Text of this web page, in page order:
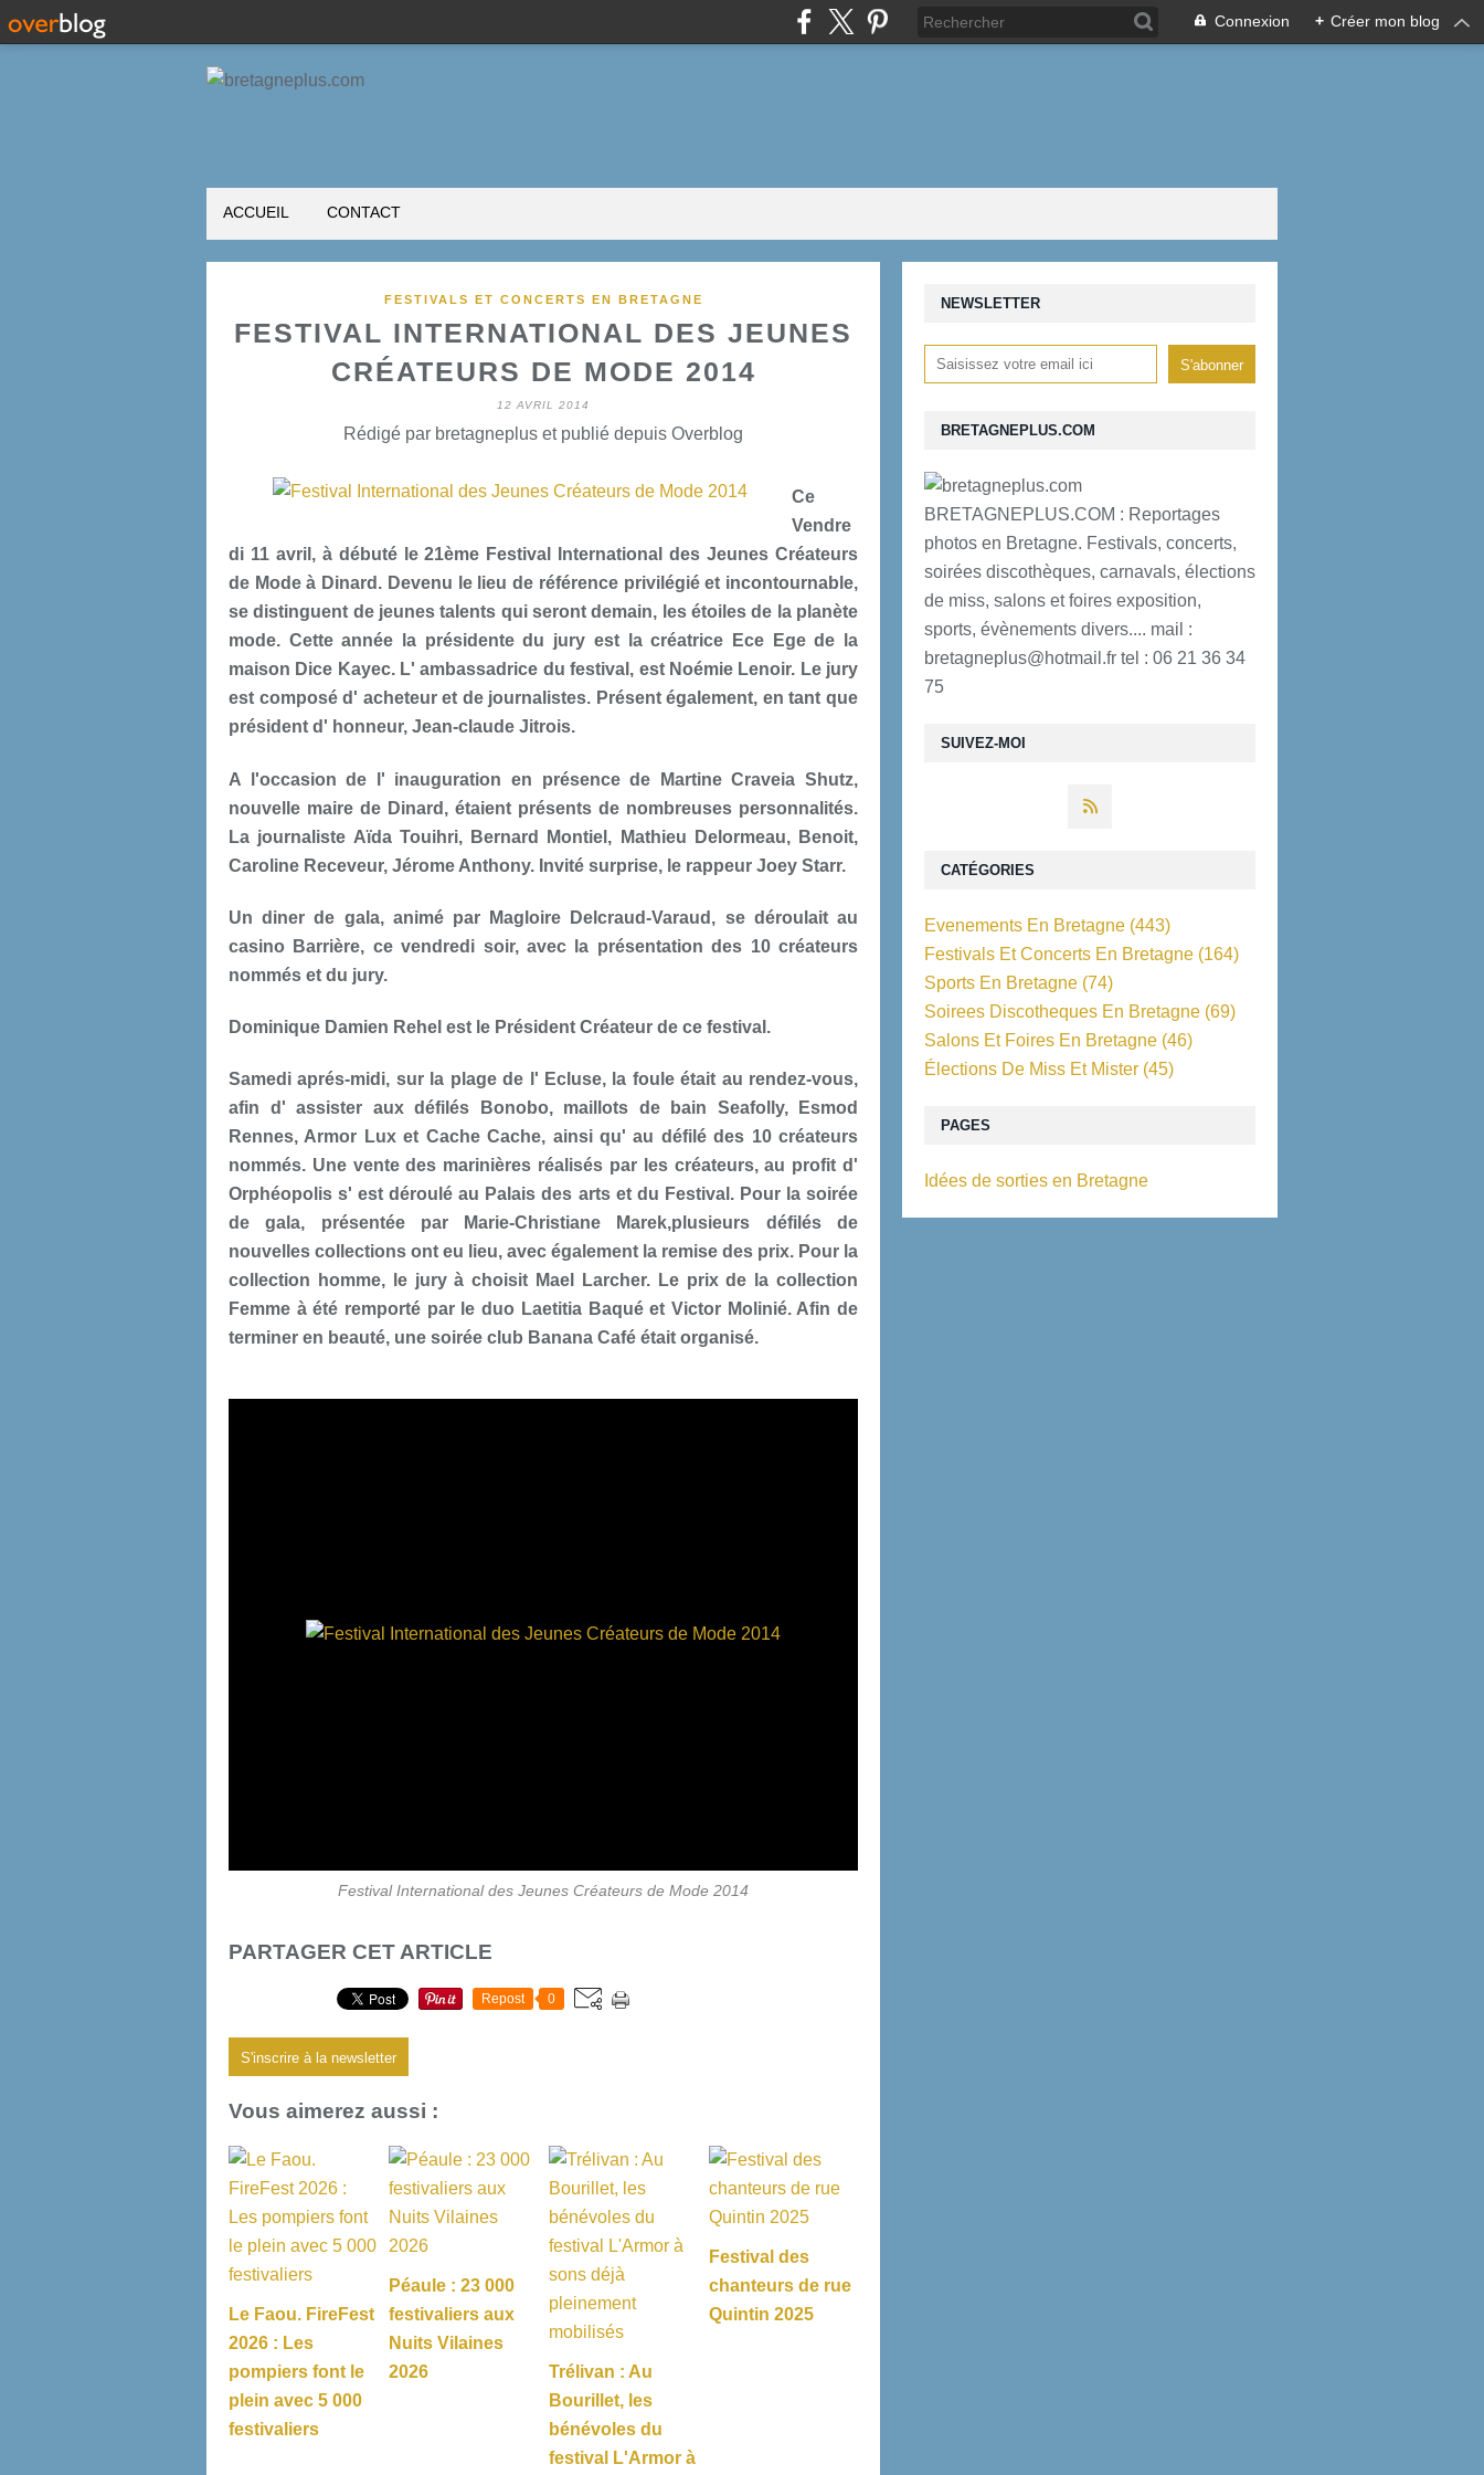
Connexion + Créer mon blog
ACCUEIL CONTACT
FESTIVALS ET CONCERTS EN BRETAGNE
FESTIVAL INTERNATIONAL DES JEUNES
CRÉATEURS DE MODE 2014
12 AVRIL 2014
Rédigé par bretagneplus et publié depuis Overblog
Ce
Vendre
di 11 avril, à débuté le 21ème Festival International des Jeunes Créateurs
de Mode à Dinard. Devenu le lieu de référence privilégié et incontournable,
se distinguent de jeunes talents qui seront demain, les étoiles de la planète
mode. Cette année la présidente du jury est la créatrice Ece Ege de la
maison Dice Kayec. L' ambassadrice du festival, est Noémie Lenoir. Le jury
est composé d' acheteur et de journalistes. Présent également, en tant que
président d' honneur, Jean-claude Jitrois.
A l'occasion de l' inauguration en présence de Martine Craveia Shutz,
nouvelle maire de Dinard, étaient présents de nombreuses personnalités.
La journaliste Aïda Touihri, Bernard Montiel, Mathieu Delormeau, Benoit,
Caroline Receveur, Jérome Anthony. Invité surprise, le rappeur Joey Starr.
Un diner de gala, animé par Magloire Delcraud-Varaud, se déroulait au
casino Barrière, ce vendredi soir, avec la présentation des 10 créateurs
nommés et du jury.
Dominique Damien Rehel est le Président Créateur de ce festival.
Samedi aprés-midi, sur la plage de l' Ecluse, la foule était au rendez-vous,
afin d' assister aux défilés Bonobo, maillots de bain Seafolly, Esmod
Rennes, Armor Lux et Cache Cache, ainsi qu' au défilé des 10 créateurs
nommés. Une vente des marinières réalisés par les créateurs, au profit d'
Orphéopolis s' est déroulé au Palais des arts et du Festival. Pour la soirée
de gala, présentée par Marie-Christiane Marek,plusieurs défilés de
nouvelles collections ont eu lieu, avec également la remise des prix. Pour la
collection homme, le jury à choisit Mael Larcher. Le prix de la collection
Femme à été remporté par le duo Laetitia Baqué et Victor Molinié. Afin de
terminer en beauté, une soirée club Banana Café était organisé.
Festival International des Jeunes Créateurs de Mode 2014
PARTAGER CET ARTICLE
Repost 0
S'inscrire à la newsletter
Vous aimerez aussi :
Le Faou. FireFest
2026 : Les
pompiers font le
plein avec 5 000
festivaliers
Péaule : 23 000
festivaliers aux
Nuits Vilaines
2026
Trélivan : Au
Bourillet, les
bénévoles du
festival L'Armor à
Festival des
chanteurs de rue
Quintin 2025
NEWSLETTER
SUIVEZ-MOI
BRETAGNEPLUS.COM
BRETAGNEPLUS.COM : Reportages
photos en Bretagne. Festivals, concerts,
soirées discothèques, carnavals, élections
de miss, salons et foires exposition,
sports, évènements divers.... mail :
bretagneplus@hotmail.fr tel : 06 21 36 34
75
PAGES
Idées de sorties en Bretagne
CATÉGORIES
Evenements En Bretagne (443)
Festivals Et Concerts En Bretagne (164)
Sports En Bretagne (74)
Soirees Discotheques En Bretagne (69)
Salons Et Foires En Bretagne (46)
Élections De Miss Et Mister (45)